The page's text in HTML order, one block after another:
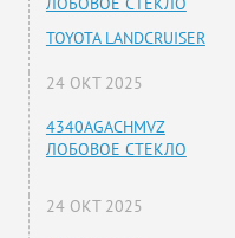
TOYOTA LANDCRUISER
24 ОКТ 2025
4340AGACHMVZ
ЛОБОВОЕ СТЕКЛО
24 ОКТ 2025